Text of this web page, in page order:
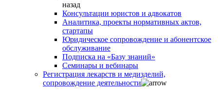
назад
Консультации юристов и адвокатов
Аналитика, проекты нормативных актов,
стартапы
Юридическое сопровождение и абонентское
обслуживание
Подписка на «Базу знаний»
Семинары и вебинары
Регистрация лекарств и медизделий,
сопровождение деятельности